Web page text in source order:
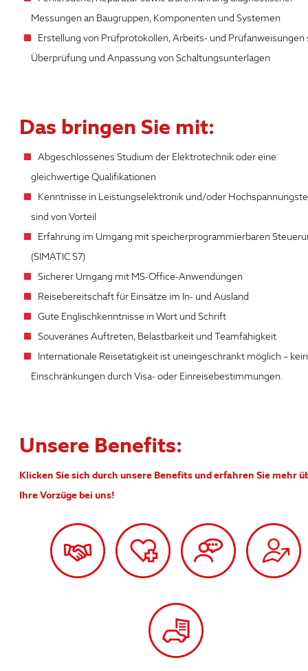
Messungen an Baugruppen, Komponenten und Systemen
Erstellung von Prüfprotokollen, Arbeits- und Prüfanweisungen
Überprüfung und Anpassung von Schaltungsunterlagen
Das bringen Sie mit:
Abgeschlossenes Studium der Elektrotechnik oder eine
gleichwertige Qualifikationen
Kenntnisse in Leistungselektronik und/oder
sind von Vorteil
Erfahrung im Umgang mit speicherprogrammierbaren
(SIMATIC S7)
Sicherer Umgang mit MS-Office-Anwendungen
Reisebereitschaft für Einsätze im In- und Ausland
Gute Englischkenntnisse in Wort und Schrift
Souveränes Auftreten, Belastbarkeit und Teamfähigkeit
Internationale Reisetätigkeit ist uneingeschränkt möglich –
Einschränkungen durch Visa- oder Einreisebestimmungen.
Unsere Benefits:
Klicken Sie sich durch unsere Benefits und erfahren Sie mehr
Ihre Vorzüge bei uns!